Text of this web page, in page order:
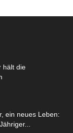
hält die
ein neues Leben: